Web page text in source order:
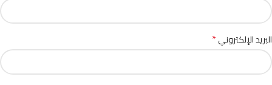
البريد الإلكتروني*